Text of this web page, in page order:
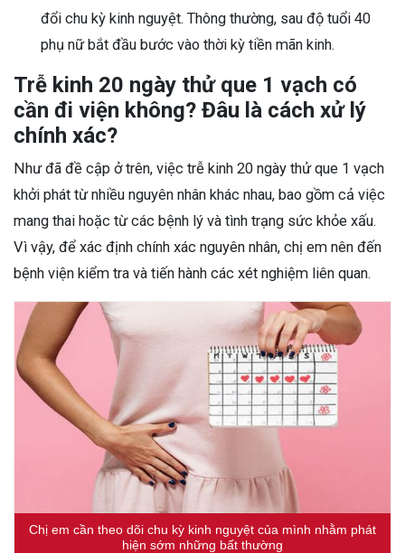
đổi chu kỳ kinh nguyệt. Thông thường, sau độ tuổi 40
phụ nữ bắt đầu bước vào thời kỳ tiền mãn kinh.
Trễ kinh 20 ngày thử que 1 vạch có
cần đi viện không? Đâu là cách xử lý
chính xác?
Như đã đề cập ở trên, việc trễ kinh 20 ngày thử que 1 vạch
khởi phát từ nhiều nguyên nhân khác nhau, bao gồm cả việc
mang thai hoặc từ các bệnh lý và tình trạng sức khỏe xấu.
Vì vậy, để xác định chính xác nguyên nhân, chị em nên đến
bệnh viện kiểm tra và tiến hành các xét nghiệm liên quan.
Chị em cần theo dõi chu kỳ kinh nguyệt của mình nhằm phát
hiện sớm những bất thường